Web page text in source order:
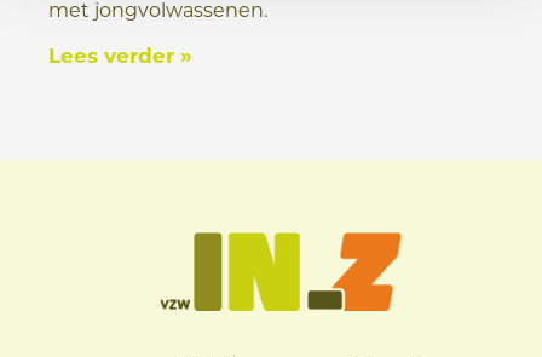
met jongvolwassenen.
Lees verder »